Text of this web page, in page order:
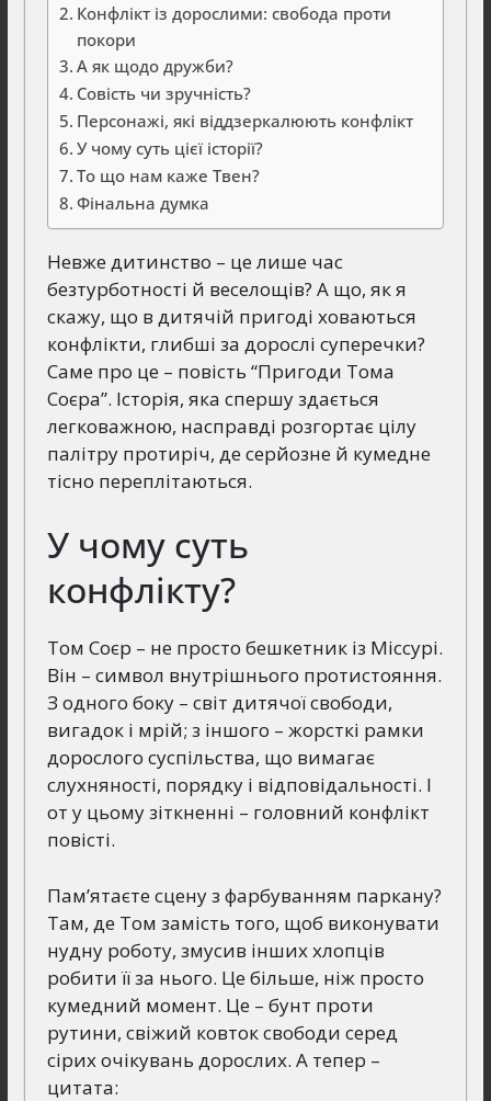
Конфлікт із дорослими: свобода проти
покори
А як щодо дружби?
Совість чи зручність?
Персонажі, які віддзеркалюють конфлікт
У чому суть цієї історії?
То що нам каже Твен?
Фінальна думка
Невже дитинство – це лише час
безтурботності й веселощів? А що, як я
скажу, що в дитячій пригоді ховаються
конфлікти, глибші за дорослі суперечки?
Саме про це – повість “Пригоди Тома
Соєра”. Історія, яка спершу здається
легковажною, насправді розгортає цілу
палітру протиріч, де серйозне й кумедне
тісно переплітаються.
У чому суть
конфлікту?
Том Соєр – не просто бешкетник із Міссурі.
Він – символ внутрішнього протистояння.
З одного боку – світ дитячої свободи,
вигадок і мрій; з іншого – жорсткі рамки
дорослого суспільства, що вимагає
слухняності, порядку і відповідальності. І
от у цьому зіткненні – головний конфлікт
повісті.
Пам’ятаєте сцену з фарбуванням паркану?
Там, де Том замість того, щоб виконувати
нудну роботу, змусив інших хлопців
робити її за нього. Це більше, ніж просто
кумедний момент. Це – бунт проти
рутини, свіжий ковток свободи серед
сірих очікувань дорослих. А тепер –
цитата: